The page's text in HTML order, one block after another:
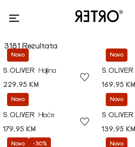
3181 Rezultata
Novo
S.OLIVER
Haljina
229,95 KM
Novo
S.OLIVER
169,95 KM
Novo
S.OLIVER
Hlače
179,95 KM
Novo
S.OLIVER
139,95 KM
Novo -30% Novo